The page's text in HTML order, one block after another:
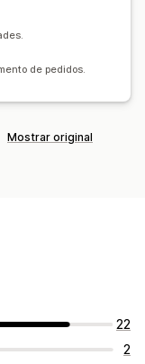
de pedidos.
Mostrar original
22
2